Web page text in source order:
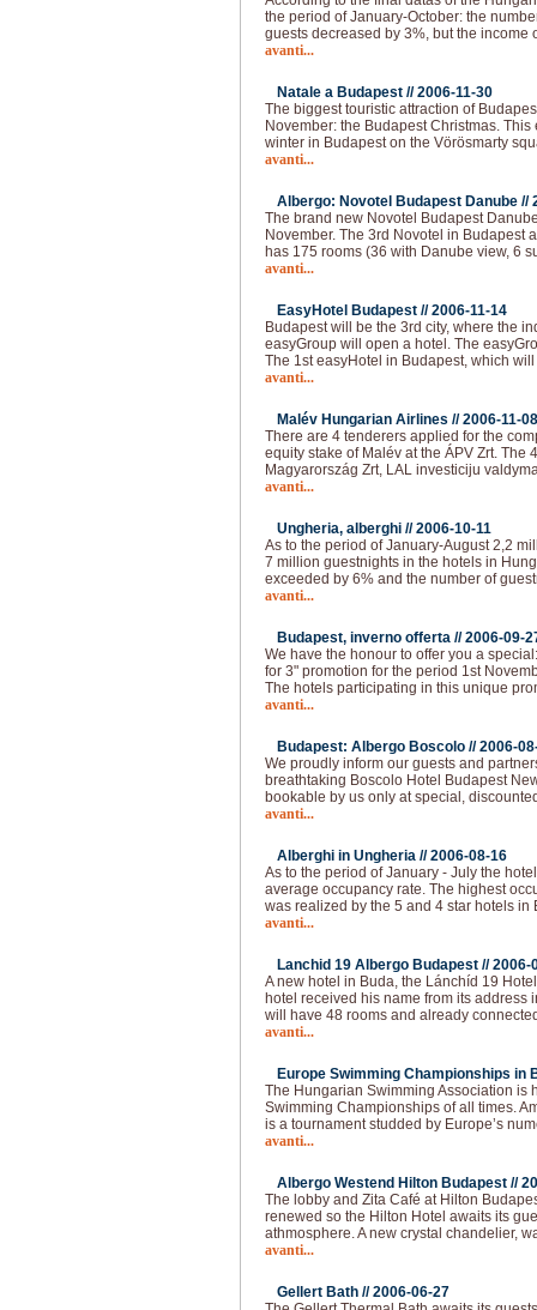
the period of January-October: the
guests decreased by 3%, but the income
avanti...
Natale a Budapest //2006-11-30
The biggest touristic attraction of
November: the Budapest Christmas.
winter in Budapest on the Vörösmarty
avanti...
Albergo: Novotel Budapest Danube //
The brand new Novotel Budapest
November. The 3rd Novotel in Budapest
has 175 rooms (36 with Danube view, 6
avanti...
EasyHotel Budapest //2006-11-14
Budapest will be the 3rd city, where the
easyGroup will open a hotel. The
The 1st easyHotel in Budapest, which
avanti...
Malév Hungarian Airlines //2006-11-08
There are 4 tenderers applied for the
equity stake of Malév at the ÁPV Zrt. The
Magyarország Zrt, LAL investiciju
avanti...
Ungheria, alberghi //2006-10-11
As to the period of January-August 2,2
7 million guestnights in the hotels in
exceeded by 6% and the number of
avanti...
Budapest, inverno offerta //2006-09-
We have the honour to offer you a
for 3" promotion for the period 1st
The hotels participating in this unique
avanti...
Budapest: Albergo Boscolo //2006-
We proudly inform our guests and
breathtaking Boscolo Hotel Budapest
bookable by us only at special,
avanti...
Alberghi in Ungheria //2006-08-16
As to the period of January - July the
average occupancy rate. The highest
was realized by the 5 and 4 star hotels in
avanti...
Lanchid 19 Albergo Budapest //2006-
A new hotel in Buda, the Lánchíd 19
hotel received his name from its address
will have 48 rooms and already
avanti...
Europe Swimming Championships in
The Hungarian Swimming Association is
Swimming Championships of all times.
is a tournament studded by Europe’s
avanti...
Albergo Westend Hilton Budapest //
The lobby and Zita Café at Hilton
renewed so the Hilton Hotel awaits its
athmosphere. A new crystal chandelier,
avanti...
Gellert Bath //2006-06-27